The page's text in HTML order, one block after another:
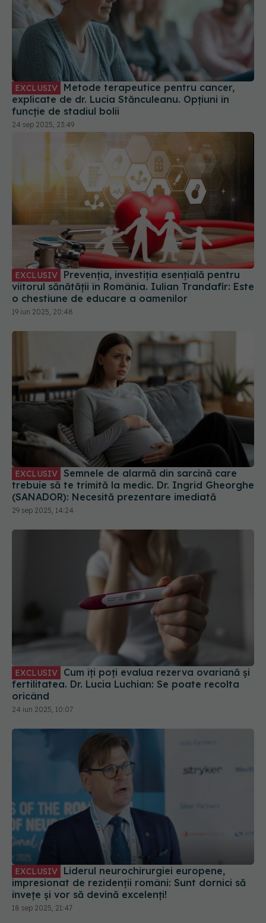
EXCLUSIV Metode terapeutice pentru cancer,
explicate de dr. Lucia Stănculeanu. Opțiuni în
funcție de stadiul bolii
24 sep 2025, 23:49
EXCLUSIV Prevenția, investiția esențială pentru
viitorul sănătății în România. Iulian Trandafir: Este
o chestiune de educare a oamenilor
19 iun 2025, 20:48
EXCLUSIV Semnele de alarmă din sarcină care
trebuie să te trimită la medic. Dr. Ingrid Gheorghe
(SANADOR): Necesită prezentare imediată
29 sep 2025, 14:24
EXCLUSIV
fertilitatea. Dr. Lucia Luchian: Se poate recolta
oricând
24 iun 2025, 10:07
EXCLUSIV
impresionat de rezidenții români: Sunt dornici să
învețe și vor să devină excelenți!
18 sep 2025, 21:47